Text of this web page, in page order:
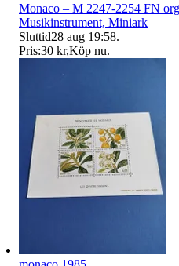
Monaco – M 2247-2254 FN
Musikinstrument, Miniark
Sluttid28 aug 19:58.
Pris:30 kr,Köp nu.